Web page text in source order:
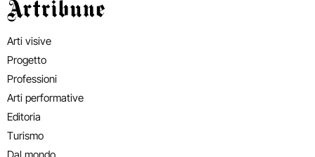
Artribune
Arti visive
Progetto
Professioni
Arti performative
Editoria
Turismo